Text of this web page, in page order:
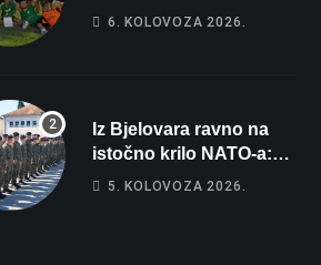
memorijala
6. KOLOVOZA 2026.
Iz Bjelovara ravno na
istočno krilo NATO-a:
Evo kamo odlazi 82
5. KOLOVOZA 2026.